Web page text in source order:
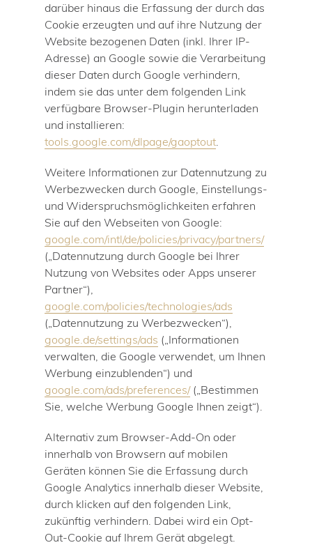
darüber hinaus die Erfassung der durch das
Cookie erzeugten und auf ihre Nutzung der
Website bezogenen Daten (inkl. Ihrer IP-
Adresse) an Google sowie die Verarbeitung
dieser Daten durch Google verhindern,
indem sie das unter dem folgenden Link
verfügbare Browser-Plugin herunterladen
und installieren:
tools.google.com/dlpage/gaoptout.
Weitere Informationen zur Datennutzung zu
Werbezwecken durch Google, Einstellungs-
und Widerspruchsmöglichkeiten erfahren
Sie auf den Webseiten von Google:
google.com/intl/de/policies/privacy/partners/
(„Datennutzung durch Google bei Ihrer
Nutzung von Websites oder Apps unserer
Partner“),
google.com/policies/technologies/ads
(„Datennutzung zu Werbezwecken“),
google.de/settings/ads („Informationen
verwalten, die Google verwendet, um Ihnen
Werbung einzublenden“) und
google.com/ads/preferences/(„Bestimmen
Sie, welche Werbung Google Ihnen zeigt“).
Alternativ zum Browser-Add-On oder
innerhalb von Browsern auf mobilen
Geräten können Sie die Erfassung durch
Google Analytics innerhalb dieser Website,
durch klicken auf den folgenden Link,
zukünftig verhindern. Dabei wird ein Opt-
Out-Cookie auf Ihrem Gerät abgelegt.